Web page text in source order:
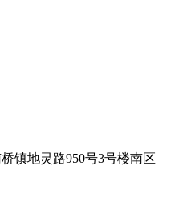
镇地灵路950号3号楼南区